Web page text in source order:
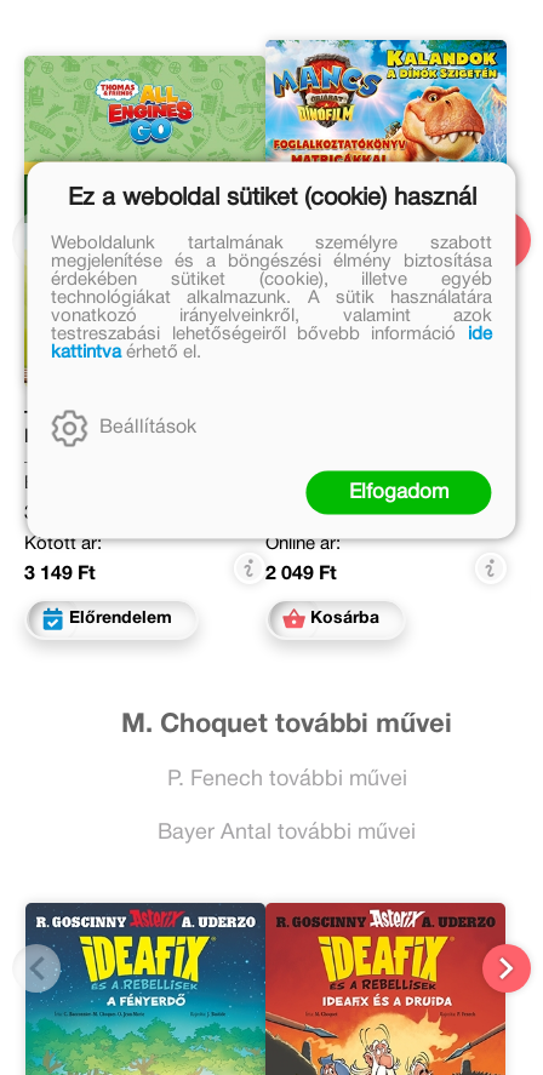
Thomas. All Engines Go –
Kismozdony-kalandok 2.
Eredeti ár:
3 499 Ft
Kötött ár:
3 149 Ft
Előrendelem
Eredeti ár:
2 499 Ft
Online ár:
2 049 Ft
Kosárba
M. Choquet további művei
P. Fenech további művei
Bayer Antal további művei
Ez a weboldal sütiket (cookie) használ
Weboldalunk tartalmának személyre szabott
megjelenítése és a böngészési élmény biztosítása
érdekében sütiket (cookie), illetve egyéb
technológiákat alkalmazunk. A sütik használatára
vonatkozó irányelveinkről, valamint azok
testreszabási lehetőségeiről bővebb információ
ide
kattintvaérhető el.
Beállítások
Elfogadom